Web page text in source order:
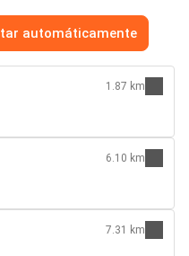
automáticamente
1.87 km
6.10 km
7.31 km